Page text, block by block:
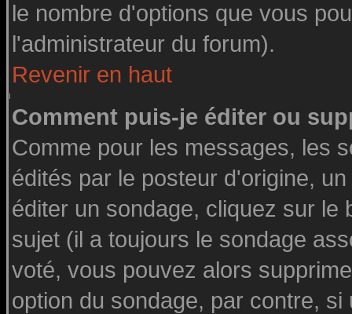
le nombre d'options que vous
l'administrateur du forum).
Revenir en haut
Comment puis-je éditer ou
Comme pour les messages, les
édités par le posteur d'origine,
éditer un sondage, cliquez sur le
sujet (il a toujours le sondage
voté, vous pouvez alors
option du sondage, par contre,